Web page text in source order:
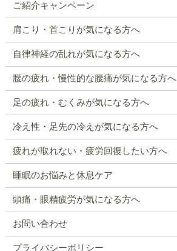
ご紹介キャンペーン
肩こり・首こりが気になる方へ
自律神経の乱れが気になる方へ
腰の疲れ・慢性的な腰痛が気になる方へ
足の疲れ・むくみが気になる方へ
冷え性・足先の冷えが気になる方へ
疲れが取れない・疲労回復したい方へ
睡眠のお悩みと休息ケア
頭痛・眼精疲労が気になる方へ
お問い合わせ
プライバシーポリシー